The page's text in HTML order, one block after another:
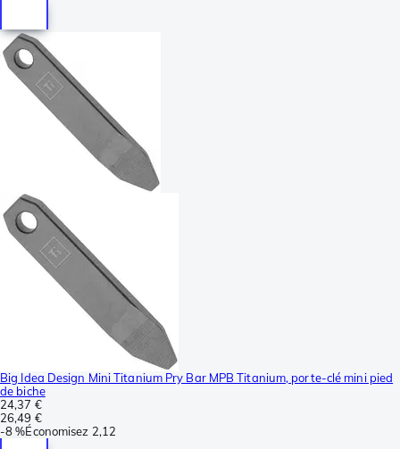
Big Idea Design Mini Titanium Pry Bar MPB Titanium, porte-clé mini pied
de biche
24,37 €
26,49 €
-8 %Économisez 2,12